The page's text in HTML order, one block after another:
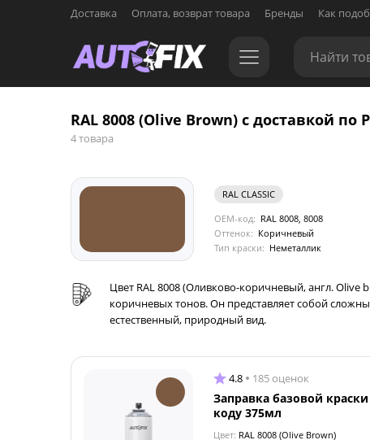
Доставка Оплата, возврат товара Бренды Как
RAL 8008 (Olive Brown) с доставкой по
4 товара
RAL CLASSIC
OEM-код: RAL 8008, 8008
Оттенок: Коричневый
Тип краски: Неметаллик
Цвет RAL 8008 (Оливково-коричневый, англ. Olive
коричневых тонов. Он представляет собой
естественный, природный вид.
4.8 185 оценок
Заправка базовой
коду 375мл
Цвет: RAL 8008 (Olive Brown)